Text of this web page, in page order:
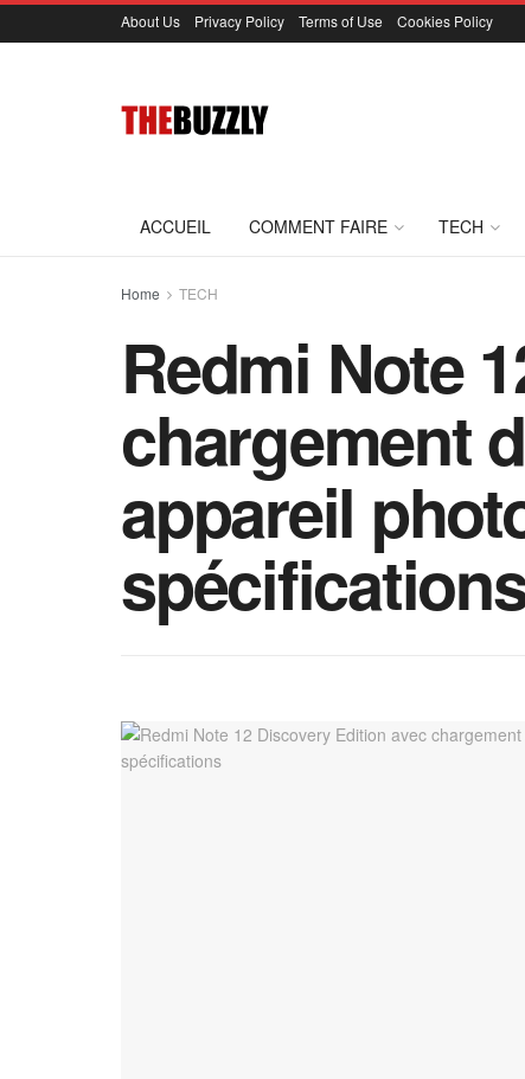
About Us Privacy Policy Terms of Use Cookies Policy
ACCUEIL COMMENT FAIRE TECH
Home TECH
Redmi Note
chargement
appareil